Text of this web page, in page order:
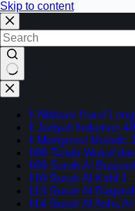
Skip to content
No
results
1 Aktivasi Huruf
1 Jariyah halaman 48
1 Mengenal Metode
108 Tanda Wakaf
109 Surah Al
110 Surah Al Kahf 1
113 Surah Al
114 Surah Al Ashr,